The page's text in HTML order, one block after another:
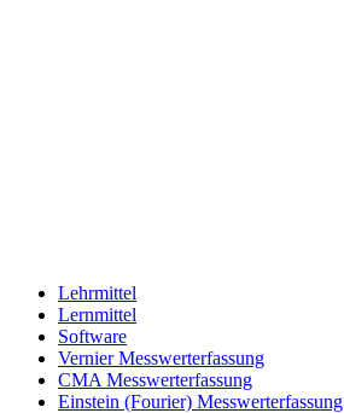
Lehrmittel
Lernmittel
Software
Vernier Messwerterfassung
CMA Messwerterfassung
Einstein (Fourier) Messwerterfassung